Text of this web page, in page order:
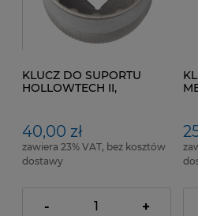
KLUCZ DO SUPORTU
HOLLOWTECH II,
40,00 zł
zawiera 23% VAT, bez kosztów
dostawy
- +